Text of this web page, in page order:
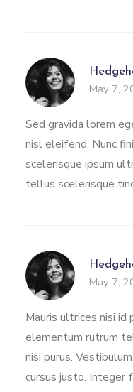
May 7,
Sed gravida lorem
nisl eleifend. Nunc
scelerisque ipsum
tellus scelerisque
May 7,
Mauris ultrices nisi id
elementum rutrum
nisi purus.
cursus justo. Integer